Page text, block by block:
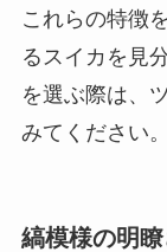
これらの特徴
るスイカを見
を選ぶ際は、
みてください。
縞模様の明瞭